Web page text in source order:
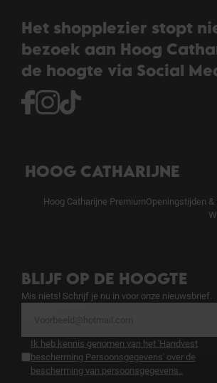
Het shopplezier stopt
bezoek aan Hoog
de hoogte via Social
HOOG CATHARIJNE
Hoog Catharijne PremiumOpeningstijden
BLIJF OP DE HOOGTE
Mis niets! Schrijf je nu in voor onze nieuwsbrief.
Ik heb kennis genomen van het 'Handvest
bescherming Persoonsgegevens' over de
bescherming van persoonsgegevens..